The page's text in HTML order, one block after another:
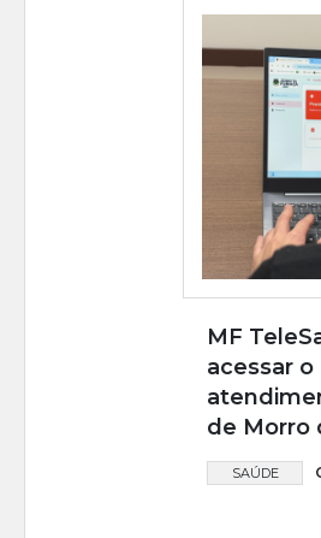
MF
acessar
de Morro
SAÚDE